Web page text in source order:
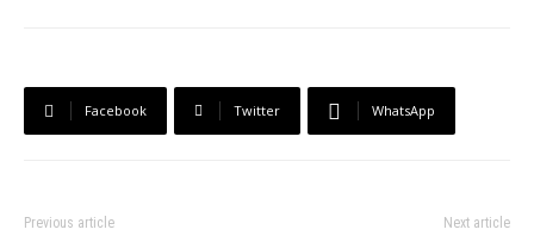
Facebook Twitter WhatsApp
Previous article Next article